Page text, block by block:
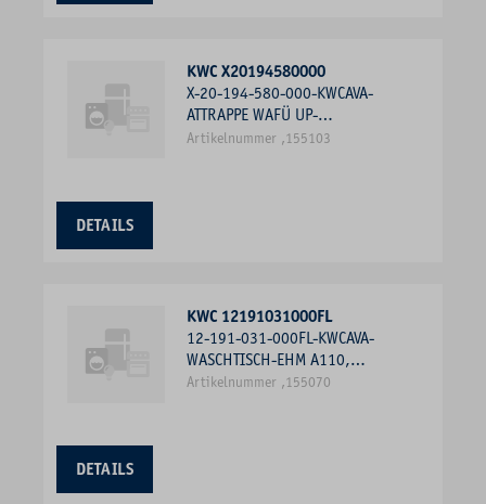
KWC X20194580000
X-20-194-580-000-KWCAVA-
ATTRAPPE WAFÜ UP-
FERTIGMONTAGESETT
Artikelnummer ,155103
DETAILS
KWC 12191031000FL
12-191-031-000FL-KWCAVA-
WASCHTISCH-EHM A110,
ABLAUFGARN., MITTE KALTST.,
Artikelnummer ,155070
DETAILS